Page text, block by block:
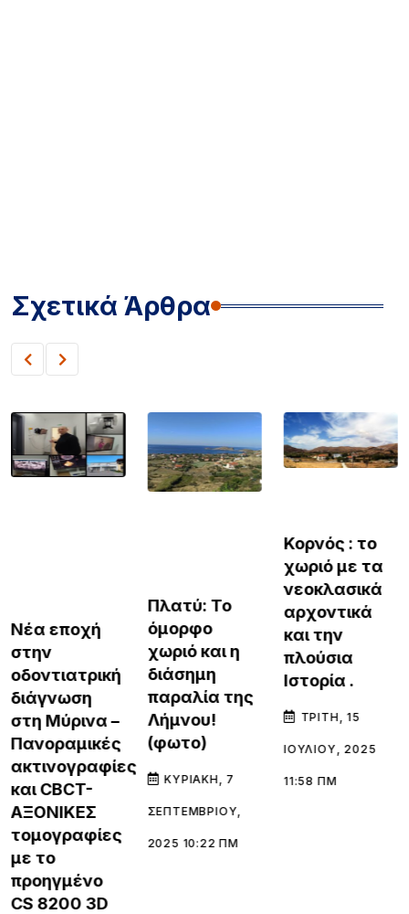
Σχετικά Άρθρα
Νέα εποχή
στην
οδοντιατρική
διάγνωση
στη Μύρινα –
Πανοραμικές
ακτινογραφίες
και CBCT-
ΑΞΟΝΙΚΕΣ
τομογραφίες
με το
προηγμένο
CS 8200 3D
Πλατύ: Το
όμορφο
χωριό και η
διάσημη
παραλία της
Λήμνου!
(φωτο)
ΚΥΡΙΑΚΉ, 7
ΣΕΠΤΕΜΒΡΊΟΥ,
2025 10:22 ΠΜ
Κορνός : το
χωριό με τα
νεοκλασικά
αρχοντικά
και την
πλούσια
Ιστορία .
ΤΡΊΤΗ, 15
ΙΟΥΛΊΟΥ, 2025
11:58 ΠΜ